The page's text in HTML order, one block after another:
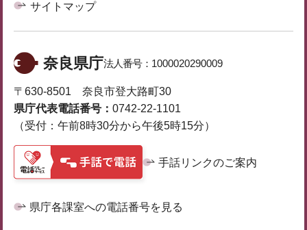
サイトマップ
奈良県庁法人番号： 1000020290009
〒630-8501 奈良市登大路町30
県庁代表電話番号： 0742-22-1101
（受付：午前8時30分から午後5時15分）
手話リンクのご案内
県庁各課室への電話番号を見る